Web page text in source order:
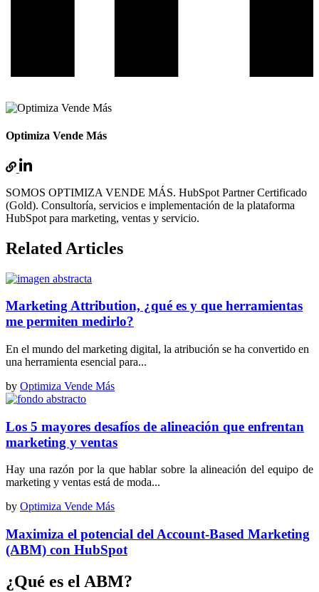
Optimiza Vende Más
SOMOS OPTIMIZA VENDE MÁS. HubSpot Partner Certificado
(Gold). Consultoría, servicios e implementación de la plataforma
HubSpot para marketing, ventas y servicio.
Related Articles
Marketing Attribution, ¿qué es y que herramientas
me permiten medirlo?
En el mundo del marketing digital, la atribución se ha convertido en
una herramienta esencial para...
by Optimiza Vende Más
Los 5 mayores desafíos de alineación que enfrentan
marketing y ventas
Hay una razón por la que hablar sobre la alineación del equipo de
marketing y ventas está de moda...
by Optimiza Vende Más
Maximiza el potencial del Account-Based Marketing
(ABM) con HubSpot
¿Qué es el ABM?